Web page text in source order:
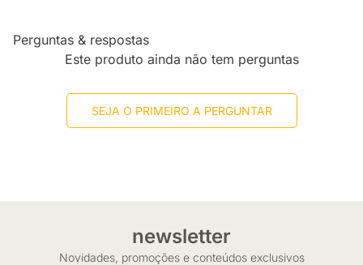
Perguntas & respostas
Este produto ainda não tem perguntas
SEJA O PRIMEIRO A PERGUNTAR
newsletter
Novidades, promoções e conteúdos exclusivos